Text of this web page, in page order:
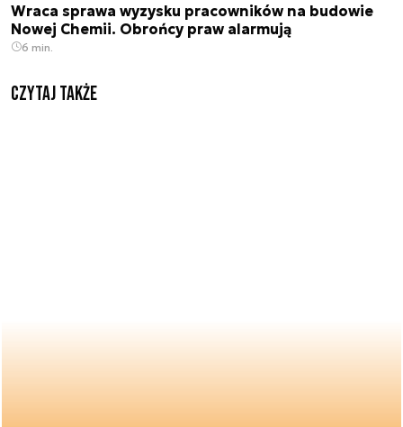
Wraca sprawa wyzysku pracowników na budowie
Nowej Chemii. Obrońcy praw alarmują
6 min.
Czytaj także